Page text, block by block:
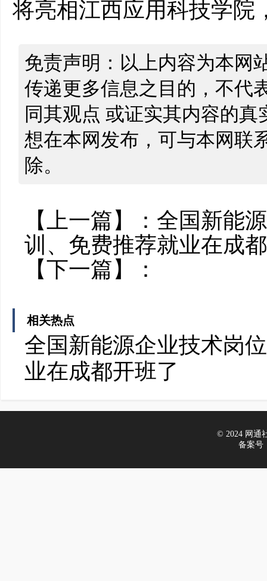
将亮相江西应用科技学院
免责声明：以上内容为本网
传递更多信息之目的，不代
同其观点 或证实其内容的
想在本网发布，可与本网联
除。
【上一篇】： 全国新能
训、免费推荐就业在成
【下一篇】：
相关热点
全国新能源企业技术岗
业在成都开班了
© 2024 网通
备案号